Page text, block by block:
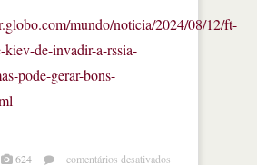
mundo/noticia/2024/08/12/ft-
kiev-de-invadir-a-rssia-
pode-gerar-bons-
624 comentários desativados